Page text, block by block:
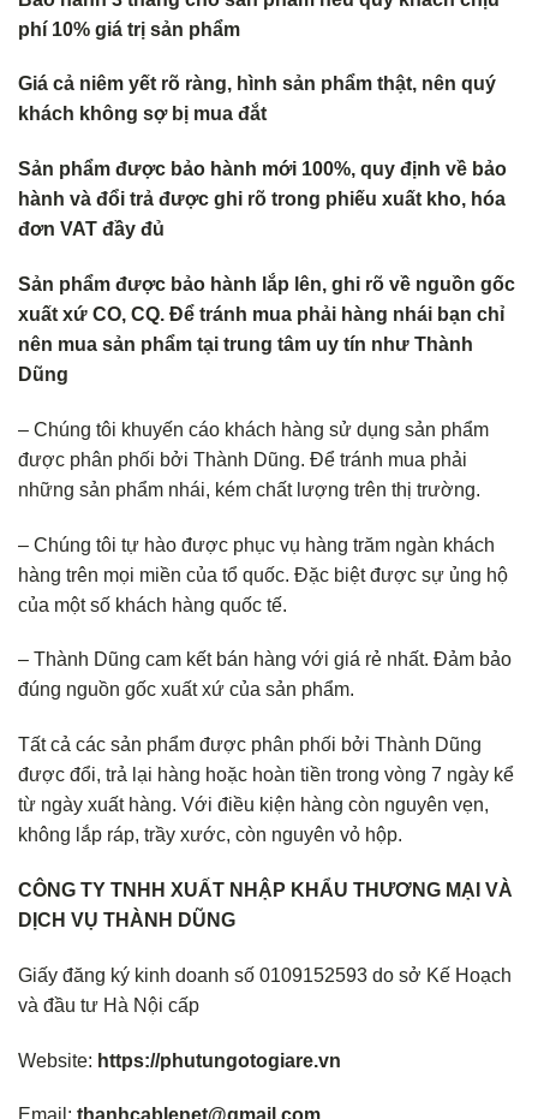
phí 10% giá trị sản phẩm
Giá cả niêm yết rõ ràng, hình sản phẩm thật, nên quý
khách không sợ bị mua đắt
Sản phẩm được bảo hành mới 100%, quy định về bảo
hành và đổi trả được ghi rõ trong phiếu xuất kho, hóa
đơn VAT đầy đủ
Sản phẩm được bảo hành lắp lên, ghi rõ về nguồn gốc
xuất xứ CO, CQ. Để tránh mua phải hàng nhái bạn chỉ
nên mua sản phẩm tại trung tâm uy tín như Thành
Dũng
– Chúng tôi khuyến cáo khách hàng sử dụng sản phẩm
được phân phối bởi Thành Dũng. Để tránh mua phải
những sản phẩm nhái, kém chất lượng trên thị trường.
– Chúng tôi tự hào được phục vụ hàng trăm ngàn khách
hàng trên mọi miền của tổ quốc. Đặc biệt được sự ủng hộ
của một số khách hàng quốc tế.
– Thành Dũng cam kết bán hàng với giá rẻ nhất. Đảm bảo
đúng nguồn gốc xuất xứ của sản phẩm.
Tất cả các sản phẩm được phân phối bởi Thành Dũng
được đổi, trả lại hàng hoặc hoàn tiền trong vòng 7 ngày kể
từ ngày xuất hàng. Với điều kiện hàng còn nguyên vẹn,
không lắp ráp, trầy xước, còn nguyên vỏ hộp.
CÔNG TY TNHH XUẤT NHẬP KHẨU THƯƠNG MẠI VÀ
DỊCH VỤ THÀNH DŨNG
Giấy đăng ký kinh doanh số 0109152593 do sở Kế Hoạch
và đầu tư Hà Nội cấp
Website: https://phutungotogiare.vn